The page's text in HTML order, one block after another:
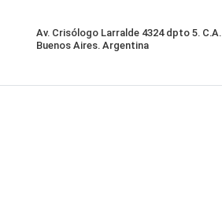
Av. Crisólogo Larralde 4324 dpto 5. C.A.
Buenos Aires. Argentina